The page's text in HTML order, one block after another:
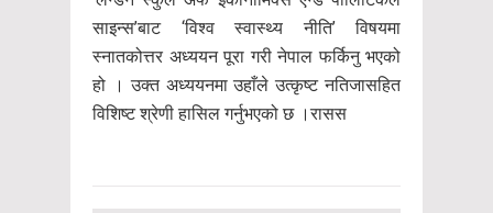
साइन्स’बाट ‘विश्व स्वास्थ्य नीति’ विषयमा
स्नातकोत्तर अध्ययन पूरा गरी नेपाल फर्किनु भएको
हो । उक्त अध्ययनमा उहाँले उत्कृष्ट नतिजासहित
विशिष्ट श्रेणी हासिल गर्नुभएको छ ।रासस